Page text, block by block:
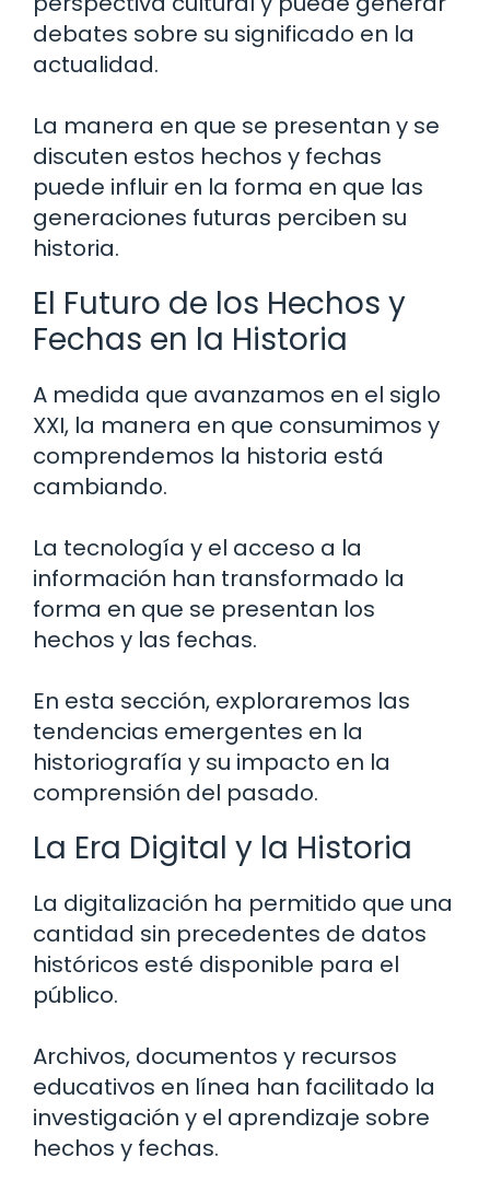
debates sobre su significado en la
actualidad.
La manera en que se presentan y se
discuten estos hechos y fechas
puede influir en la forma en que las
generaciones futuras perciben su
historia.
El Futuro de los Hechos y
Fechas en la Historia
A medida que avanzamos en el siglo
XXI, la manera en que consumimos y
comprendemos la historia está
cambiando.
La tecnología y el acceso a la
información han transformado la
forma en que se presentan los
hechos y las fechas.
En esta sección, exploraremos las
tendencias emergentes en la
historiografía y su impacto en la
comprensión del pasado.
La Era Digital y la Historia
La digitalización ha permitido que una
cantidad sin precedentes de datos
históricos esté disponible para el
público.
Archivos, documentos y recursos
educativos en línea han facilitado la
investigación y el aprendizaje sobre
hechos y fechas.